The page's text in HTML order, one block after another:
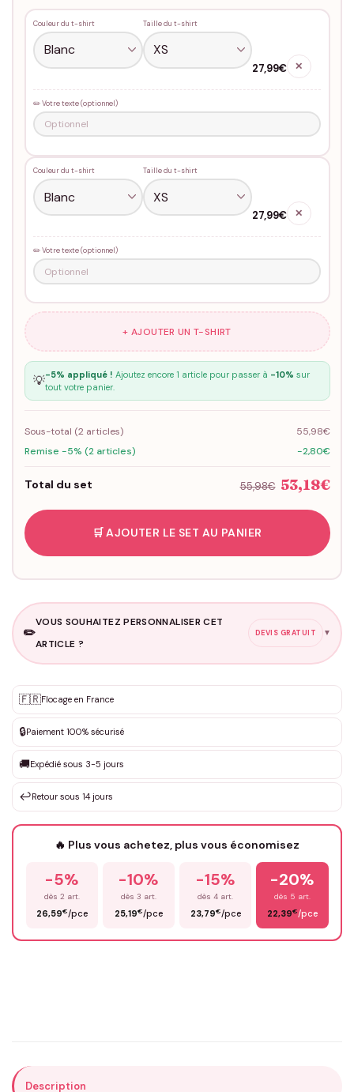
Couleur du t-shirt Taille du t-shirt
27,99€ ✕
✏️ Votre texte (optionnel)
Couleur du t-shirt Taille du t-shirt
27,99€ ✕
✏️ Votre texte (optionnel)
+ AJOUTER UN T-SHIRT
💡-5% appliqué ! Ajoutez encore 1 article pour passer à -10% sur
tout votre panier.
Sous-total (2articles)
55,98€
Remise -5% (2 articles)
-2,80€
Total du set 55,98€ 53,18€
🛒 AJOUTER LE SET AU PANIER
✏️
VOUS SOUHAITEZ PERSONNALISER CET
ARTICLE ?
DEVIS GRATUIT ▼
✨ Personnalisation sur mesure
DEVIS GRATUIT · Personnalisation de 3 à 10€ selon la demande
Que souhaitez-vous ?*
Votre texte / idée*
Prénom*
🇫🇷Flocage en France
🔒Paiement 100% sécurisé
🚚Expédié sous 3-5 jours
↩️Retour sous 14 jours
🔥 Plus vous achetez, plus vous économisez
-5%
dès 2 art.
26,59€/pce
-10%
dès 3 art.
25,19€/pce
-15%
dès 4 art.
23,79€/pce
-20%
dès 5 art.
22,39€/pce
Description